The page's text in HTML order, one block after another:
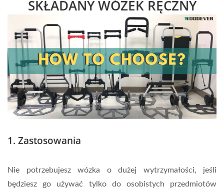
SKŁADANY WÓZEK RĘCZNY
1. Zastosowania
Nie potrzebujesz wózka o dużej wytrzymałości, jeśli
będziesz go używać tylko do osobistych przedmiotów